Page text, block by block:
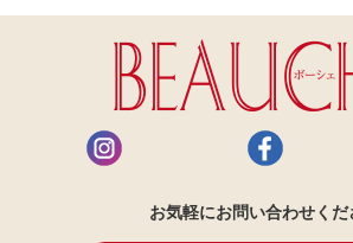
お気軽にお問い合わせくだ